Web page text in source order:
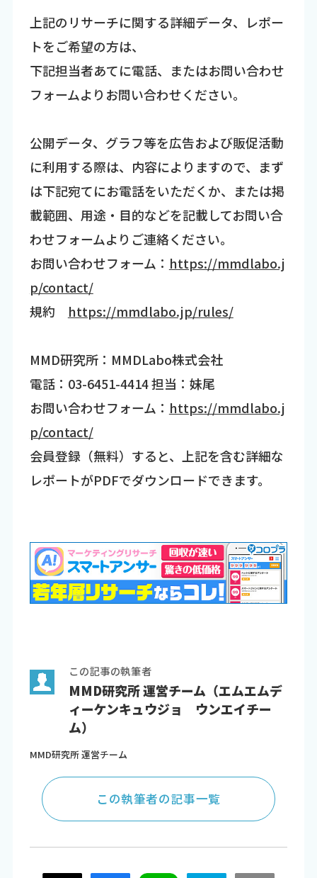
上記のリサーチに関する詳細データ、レポー
トをご希望の方は、
下記担当者あてに電話、またはお問い合わせ
フォームよりお問い合わせください。
公開データ、グラフ等を広告および販促活動
に利用する際は、内容によりますので、まず
は下記宛てにお電話をいただくか、または掲
載範囲、用途・目的などを記載してお問い合
わせフォームよりご連絡ください。
お問い合わせフォーム： https://mmdlabo.j
p/contact/
規約 https://mmdlabo.jp/rules/
MMD研究所：MMDLabo株式会社
電話：03-6451-4414 担当：妹尾
お問い合わせフォーム： https://mmdlabo.j
p/contact/
会員登録（無料）すると、上記を含む詳細な
レポートがPDFでダウンロードできます。
この記事の執筆者
MMD研究所 運営チーム（エムエムデ
ィーケンキュウジョ ウンエイチー
ム）
MMD研究所 運営チーム
この執筆者の記事一覧